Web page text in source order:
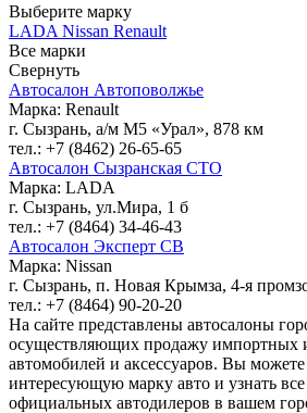
Выберите марку
LADA Nissan Renault
Все марки
Свернуть
Автосалон Автоповолжье
Марка: Renault
г. Сызрань, а/м М5 «Урал», 878 км
тел.: +7 (8462) 26-65-65
Автосалон Сызранская СТО
Марка: LADA
г. Сызрань, ул.Мира, 1 б
тел.: +7 (8464) 34-46-43
Автосалон Эксперт СВ
Марка: Nissan
г. Сызрань, п. Новая Крымза, 4-я
тел.: +7 (8464) 90-20-20
На сайте представлены автосалоны
осуществляющих продажу импортных
автомобилей и аксессуаров. Вы
интересующую марку авто и узнать
официальных автодилеров в вашем